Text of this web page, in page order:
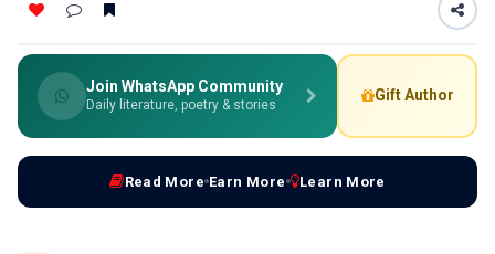
Join WhatsApp Community
Daily literature, poetry & stories
Gift Author
Read More Earn More Learn More